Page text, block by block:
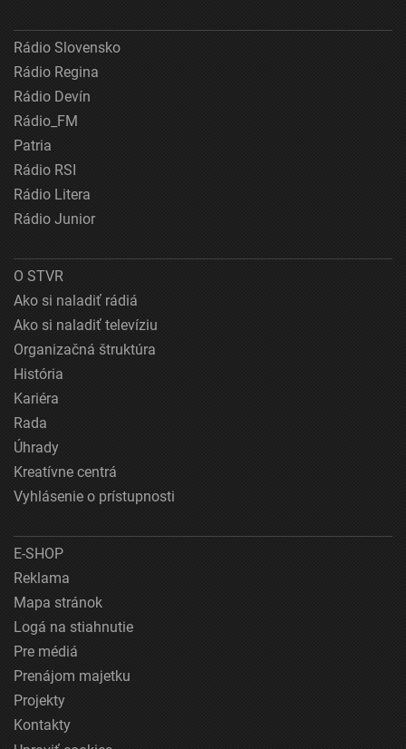
Rádio Slovensko
Rádio Regina
Rádio Devín
Rádio_FM
Patria
Rádio RSI
Rádio Litera
Rádio Junior
O STVR
Ako si naladiť rádiá
Ako si naladiť televíziu
Organizačná štruktúra
História
Kariéra
Rada
Úhrady
Kreatívne centrá
Vyhlásenie o prístupnosti
E-SHOP
Reklama
Mapa stránok
Logá na stiahnutie
Pre médiá
Prenájom majetku
Projekty
Kontakty